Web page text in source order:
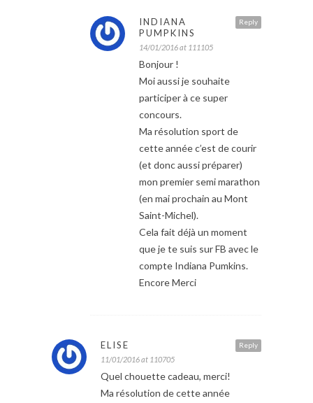
Reply
INDIANA
PUMPKINS
14/01/2016 at 111105
Bonjour !
Moi aussi je souhaite
participer à ce super
concours.
Ma résolution sport de
cette année c’est de courir
(et donc aussi préparer)
mon premier semi marathon
(en mai prochain au Mont
Saint-Michel).
Cela fait déjà un moment
que je te suis sur FB avec le
compte Indiana Pumkins.
Encore Merci
Reply
ELISE
11/01/2016 at 110705
Quel chouette cadeau, merci!
Ma résolution de cette année